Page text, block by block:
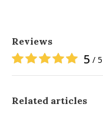
Reviews
5 / 5
Related articles